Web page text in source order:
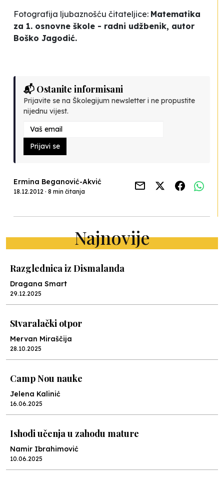
Fotografija ljubaznošću čitateljice: Matematika
za 1. osnovne škole - radni udžbenik, autor
Boško Jagodić.
📬 Ostanite informisani
Prijavite se na Školegijum newsletter i ne propustite
nijednu vijest.
Prijavi se
Ermina Beganović-Akvić
18.12.2012 · 8 min čitanja
Najnovije
Razglednica iz Dismalanda
Dragana Smart
29.12.2025
Stvaralački otpor
Mervan Miraščija
28.10.2025
Camp Nou nauke
Jelena Kalinić
16.06.2025
Ishodi učenja u zahodu mature
Namir Ibrahimović
10.06.2025